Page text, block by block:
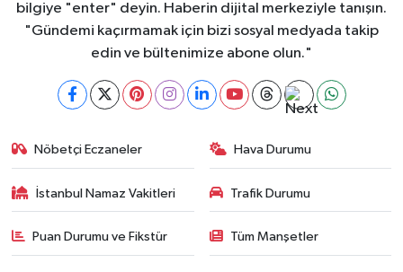
bilgiye "enter" deyin. Haberin dijital merkeziyle tanışın.
"Gündemi kaçırmamak için bizi sosyal medyada takip
edin ve bültenimize abone olun."
Nöbetçi Eczaneler Hava Durumu
İstanbul Namaz Vakitleri Trafik Durumu
Puan Durumu ve Fikstür Tüm Manşetler